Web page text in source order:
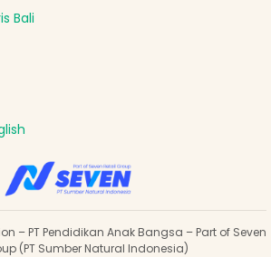
Bali
– PT Pendidikan Anak Bangsa – Part of Seven
(PT Sumber Natural Indonesia)